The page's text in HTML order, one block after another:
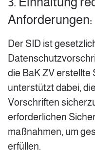
Anforderungen:
Der SID ist
die BaK ZV
unterstützt dabei,
Vorschriften
erforderlichen
maßnahmen, um
erfüllen.